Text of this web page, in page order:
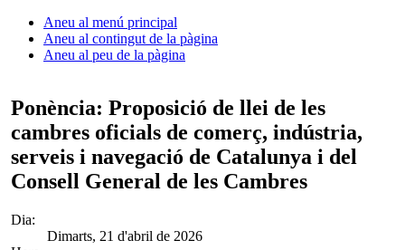
Aneu al menú principal
Aneu al contingut de la pàgina
Aneu al peu de la pàgina
Ponència: Proposició de llei de les
cambres oficials de comerç, indústria,
serveis i navegació de Catalunya i del
Consell General de les Cambres
Dia:
Dimarts, 21 d'abril de 2026